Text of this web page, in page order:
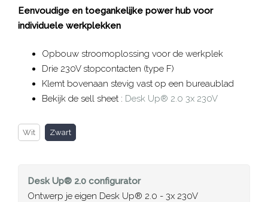
Eenvoudige en toegankelijke power hub voor
individuele werkplekken
Opbouw stroomoplossing voor de werkplek
Drie 230V stopcontacten (type F)
Klemt bovenaan stevig vast op een bureaublad
Bekijk de sell sheet : Desk Up® 2.0 3x 230V
Wit Zwart
Desk Up® 2.0 configurator
Ontwerp je eigen Desk Up® 2.0 - 3x 230V